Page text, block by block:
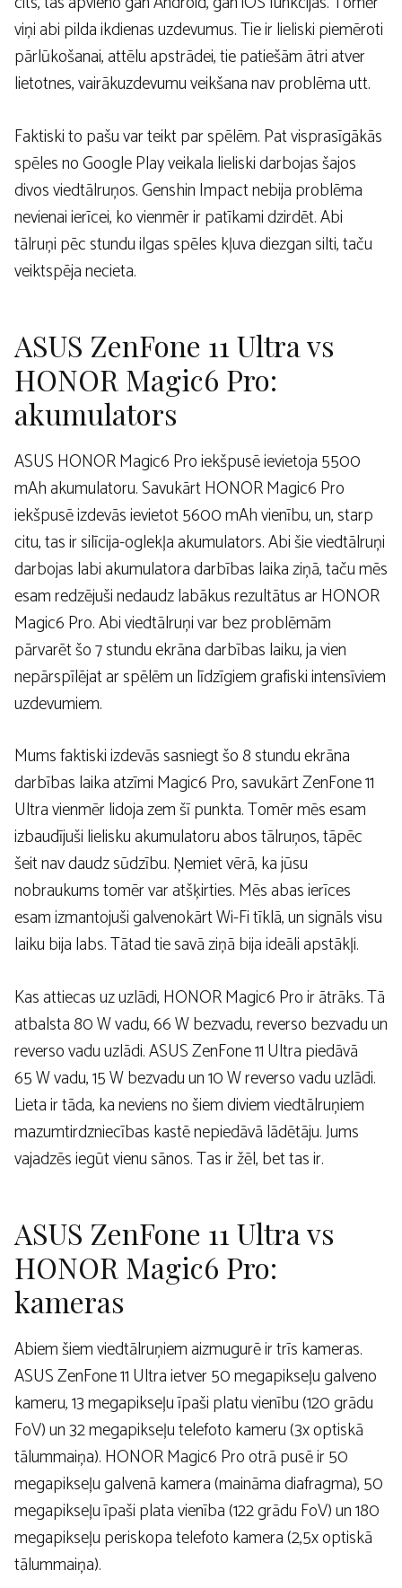
viņi abi pilda ikdienas uzdevumus. Tie ir lieliski piemēroti
pārlūkošanai, attēlu apstrādei, tie patiešām ātri atver
lietotnes, vairākuzdevumu veikšana nav problēma utt.
Faktiski to pašu var teikt par spēlēm. Pat visprasīgākās
spēles no Google Play veikala lieliski darbojas šajos
divos viedtālruņos. Genshin Impact nebija problēma
nevienai ierīcei, ko vienmēr ir patīkami dzirdēt. Abi
tālruņi pēc stundu ilgas spēles kļuva diezgan silti, taču
veiktspēja necieta.
ASUS ZenFone 11 Ultra vs
HONOR Magic6 Pro:
akumulators
ASUS HONOR Magic6 Pro iekšpusē ievietoja 5500
mAh akumulatoru. Savukārt HONOR Magic6 Pro
iekšpusē izdevās ievietot 5600 mAh vienību, un, starp
citu, tas ir silīcija-oglekļa akumulators. Abi šie viedtālruņi
darbojas labi akumulatora darbības laika ziņā, taču mēs
esam redzējuši nedaudz labākus rezultātus ar HONOR
Magic6 Pro. Abi viedtālruņi var bez problēmām
pārvarēt šo 7 stundu ekrāna darbības laiku, ja vien
nepārspīlējat ar spēlēm un līdzīgiem grafiski intensīviem
uzdevumiem.
Mums faktiski izdevās sasniegt šo 8 stundu ekrāna
darbības laika atzīmi Magic6 Pro, savukārt ZenFone 11
Ultra vienmēr lidoja zem šī punkta. Tomēr mēs esam
izbaudījuši lielisku akumulatoru abos tālruņos, tāpēc
šeit nav daudz sūdzību. Ņemiet vērā, ka jūsu
nobraukums tomēr var atšķirties. Mēs abas ierīces
esam izmantojuši galvenokārt Wi-Fi tīklā, un signāls visu
laiku bija labs. Tātad tie savā ziņā bija ideāli apstākļi.
Kas attiecas uz uzlādi, HONOR Magic6 Pro ir ātrāks. Tā
atbalsta 80 W vadu, 66 W bezvadu, reverso bezvadu un
reverso vadu uzlādi. ASUS ZenFone 11 Ultra piedāvā
65 W vadu, 15 W bezvadu un 10 W reverso vadu uzlādi.
Lieta ir tāda, ka neviens no šiem diviem viedtālruņiem
mazumtirdzniecības kastē nepiedāvā lādētāju. Jums
vajadzēs iegūt vienu sānos. Tas ir žēl, bet tas ir.
ASUS ZenFone 11 Ultra vs
HONOR Magic6 Pro:
kameras
Abiem šiem viedtālruņiem aizmugurē ir trīs kameras.
ASUS ZenFone 11 Ultra ietver 50 megapikseļu galveno
kameru, 13 megapikseļu īpaši platu vienību (120 grādu
FoV) un 32 megapikseļu telefoto kameru (3x optiskā
tālummaiņa). HONOR Magic6 Pro otrā pusē ir 50
megapikseļu galvenā kamera (maināma diafragma), 50
megapikseļu īpaši plata vienība (122 grādu FoV) un 180
megapikseļu periskopa telefoto kamera (2,5x optiskā
tālummaiņa).